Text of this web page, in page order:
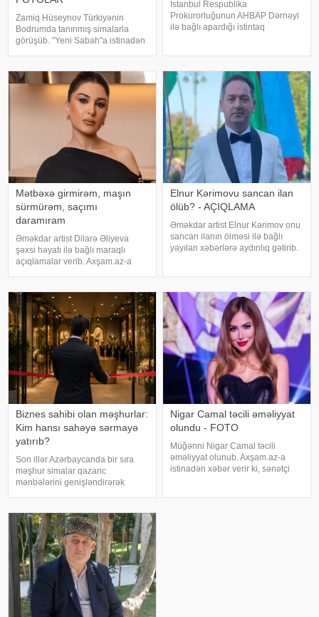
Zamiq Hüseynov Türkiyənin
Bodrumda tanınmış simalarla
görüşüb. "Yeni Sabah"a istinadən
məşqçi Fatih Terimləı ünsiyyətdə
olub. Z.Hüseynov görüş zaman
İstanbul Respublika
Prokurorluğunun AHBAP Dərnəyi
ilə bağlı apardığı istintaq
yerli KİV-in məlumatına görə,
Haluk Leventin köməkçis
Mətbəxə girmirəm, maşın
sürmürəm, saçımı
daramıram
Əməkdar artist Dilarə Əliyeva
şəxsi həyatı ilə bağlı maraqlı
açıqlamalar verib. Axşam.az-a
avtomobil idarə etmədiyini deyib.
O, sürücü ilə hərəkə
Elnur Kərimovu sancan ilan
ölüb? - AÇIQLAMA
Əməkdar artist Elnur Kərimov onu
sancan ilanın ölməsi ilə bağlı
yayılan xəbərlərə aydınlıq gətirib.
açıqlama verməmişəm
Biznes sahibi olan məşhurlar:
Kim hansı sahəyə sərmayə
yatırıb?
Son illər Azərbaycanda bir sıra
məşhur simalar qazanc
mənbələrini genişləndirərək
restoran, kafe, geyim, gözəllik və
qida sektorunda fəaliyyət
göstərən, öz adları il
Nigar Camal təcili əməliyyat
olundu - FOTO
Müğənni Nigar Camal təcili
əməliyyat olunub. Axşam.az-a
istinadən xəbər verir ki, sənətçi